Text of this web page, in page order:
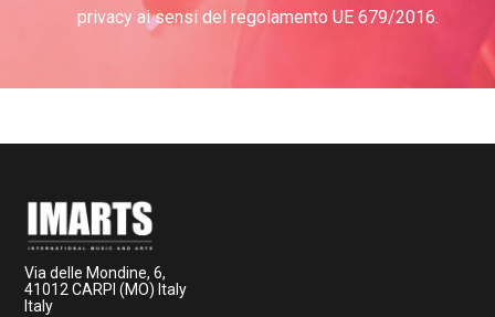
privacy ai sensi del regolamento UE 679/2016.
Via delle Mondine, 6,
41012 CARPI (MO) Italy
Italy